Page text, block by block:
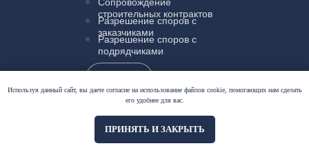
Сопровождение
строительных контрактов
Разрешение споров с
заказчиками
Разрешение споров с
подрядчиками
ВЕДЕНИЕ
Используя данный сайт, вы даете согласие на использование файлов cookie, помогающих нам сделать
его удобнее для вас.
ПРИНЯТЬ И ЗАКРЫТЬ